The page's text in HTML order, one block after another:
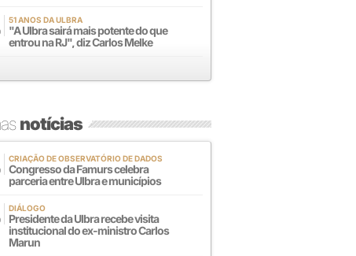
51 ANOS DA ULBRA
"A Ulbra sairá mais potente do que
entrou na RJ", diz Carlos Melke
notícias
CRIAÇÃO DE OBSERVATÓRIO DE DADOS
Congresso da Famurs celebra
parceria entre Ulbra e municípios
DIÁLOGO
Presidente da Ulbra recebe visita
institucional do ex-ministro Carlos
Marun